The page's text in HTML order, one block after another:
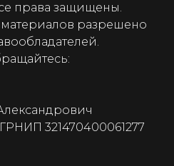
права защищены.
разрешено
321470400061277